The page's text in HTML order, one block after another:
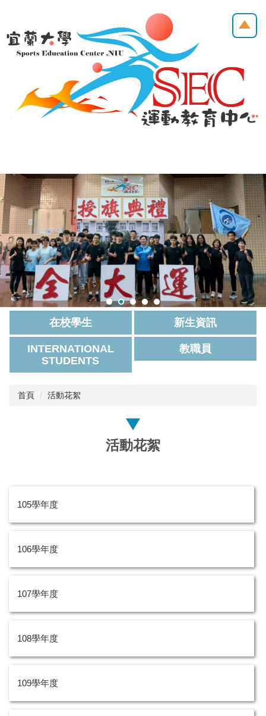
主
要
在校學生 新生資訊
INTERNATIONAL
STUDENTS
教職員
首頁 活動花絮
活動花絮
105學年度
106學年度
107學年度
108學年度
109學年度